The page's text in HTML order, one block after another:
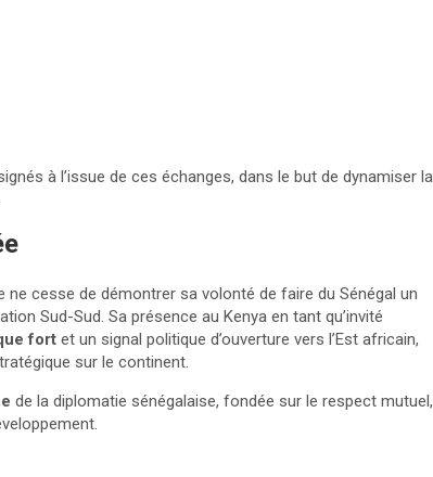
à l’issue de ces échanges, dans le but de dynamiser la
cesse de démontrer sa volonté de faire du Sénégal un
Sud-Sud. Sa présence au Kenya en tant qu’invité
fort et un signal politique d’ouverture vers l’Est africain,
sur le continent.
de la diplomatie sénégalaise, fondée sur le respect mutuel,